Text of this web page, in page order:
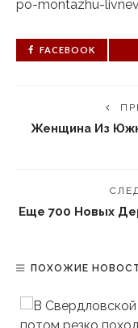
po-montazhu-
FACEBOOK
Женщина Из
Еще 700 Новых
ПОХОЖИЕ